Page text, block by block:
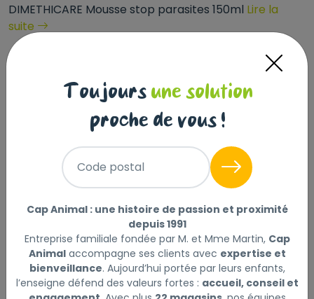
DIMETHICARE Mousse stop parasites 150ml Lire la
suite
Sélectionner
Livraison à domicile (offerte dès
Non disponible en ligne
Laisser un avis
La mousse Diméthicare de Beaphar est à base de
Diméthicone, qui immobilise physiquement les
Toujours une solution
proche de vous !
Code postal
Cap Animal : une histoire de passion et proximité
depuis 1991
Entreprise familiale fondée par M. et Mme Martin, Cap
Animalaccompagne ses clients avec expertise et
bienveillance. Aujourd’hui portée par leurs enfants,
l’enseigne défend des valeurs fortes : accueil, conseil et